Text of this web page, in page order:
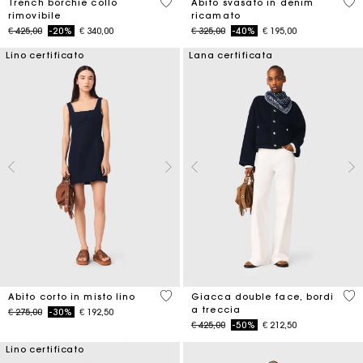
Trench borchie collo
rimovibile
Price reduced from
€ 425,00to-20% € 340,00
Abito svasato in denim
ricamato
Price reduced from
€ 325,00to-40% € 195,00
Lino certificato
Abito corto in misto lino
Price reduced from
€ 275,00to-30% € 192,50
4,4 out of 5 Customer Rating
Lana certificata
Giacca double face, bordi
a treccia
Price reduced from
€ 425,00to-50% € 212,50
4,5
Lino certificato